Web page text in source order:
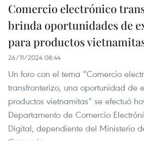
Comercio electrónico
brinda oportunidades de
para productos
26/11/2024 08:44
Un foro con el tema “Comercio
transfronterizo, una oportunidad de
productos vietnamitas” se efectuó
Departamento de Comercio
Digital, dependiente del Ministerio